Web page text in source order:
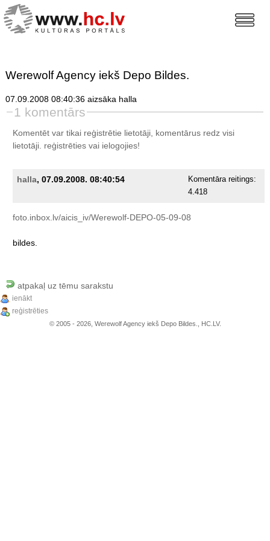
Werewolf Agency iekš Depo Bildes.
07.09.2008 08:40:36 aizsāka halla
1 komentārs
Komentēt var tikai reģistrētie lietotāji, komentārus redz visi
lietotāji. reģistrētiesvai ielogojies!
halla, 07.09.2008. 08:40:54
Komentāra reitings:
4.418
foto.inbox.lv/aicis_iv/Werewolf-DEPO-05-09-08
bildes.
atpakaļ uz tēmu sarakstu
ienākt
reģistrēties
© 2005 - 2026, Werewolf Agency iekš Depo Bildes., HC.LV.